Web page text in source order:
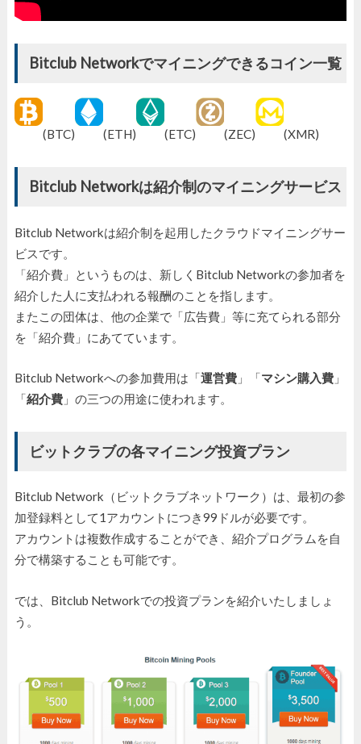
Bitclub Networkでマイニングできるコイン一覧
(BTC) (ETH) (ETC) (ZEC) (XMR)
Bitclub Networkは紹介制のマイニングサービス
Bitclub Networkは紹介制を起用したクラウドマイニングサー
ビスです。
「紹介費」というものは、新しくBitclub Networkの参加者を
紹介した人に支払われる報酬のことを指します。
またこの団体は、他の企業で「広告費」等に充てられる部分
を「紹介費」にあてています。
Bitclub Networkへの参加費用は「運営費」「マシン購入費」
「紹介費」の三つの用途に使われます。
ビットクラブの各マイニング投資プラン
Bitclub Network（ビットクラブネットワーク）は、最初の参
加登録料として1アカウントにつき99ドルが必要です。
アカウントは複数作成することができ、紹介プログラムを自
分で構築することも可能です。
では、Bitclub Networkでの投資プランを紹介いたしましょ
う。